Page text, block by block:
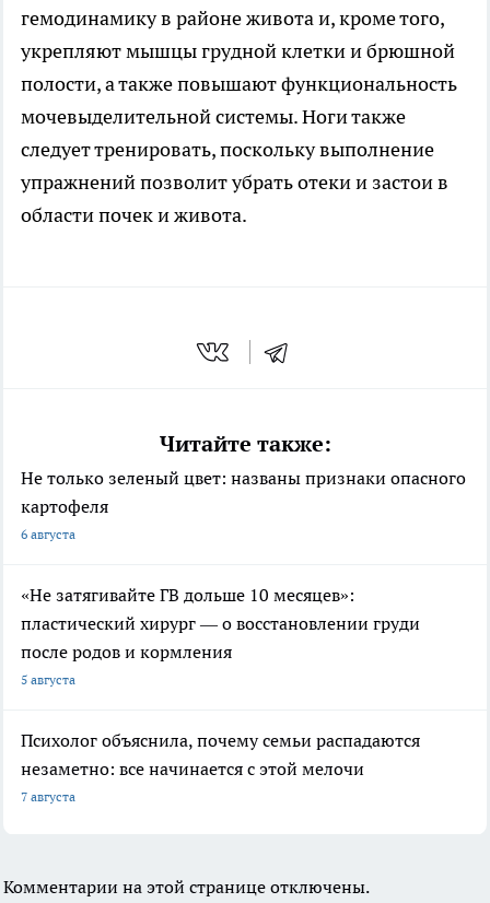
гемодинамику в районе живота и, кроме того,
укрепляют мышцы грудной клетки и брюшной
полости, а также повышают функциональность
мочевыделительной системы. Ноги также
следует тренировать, поскольку выполнение
упражнений позволит убрать отеки и застои в
области почек и живота.
Читайте также:
Не только зеленый цвет: названы признаки опасного
картофеля
6 августа
«Не затягивайте ГВ дольше 10 месяцев»:
пластический хирург — о восстановлении груди
после родов и кормления
5 августа
Психолог объяснила, почему семьи распадаются
незаметно: все начинается с этой мелочи
7 августа
Комментарии на этой странице отключены.